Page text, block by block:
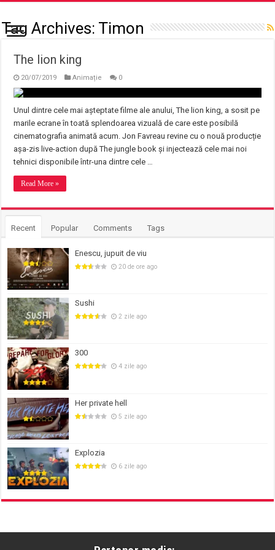
Tag Archives: Timon
The lion king
20/07/2019 Animație 0
Unul dintre cele mai așteptate filme ale anului, The lion king, a sosit pe
marile ecrane în toată splendoarea vizuală de care este posibilă
cinematografia animată acum. Jon Favreau revine cu o nouă producție
așa-zis live-action după The jungle book și injectează cele mai noi
tehnici disponibile într-una dintre cele …
Read More »
Recent Popular Comments Tags
Enescu, jupuit de viu
20 de ore ago
Sushi
2 zile ago
300
4 zile ago
Her private hell
5 zile ago
Explozia
6 zile ago